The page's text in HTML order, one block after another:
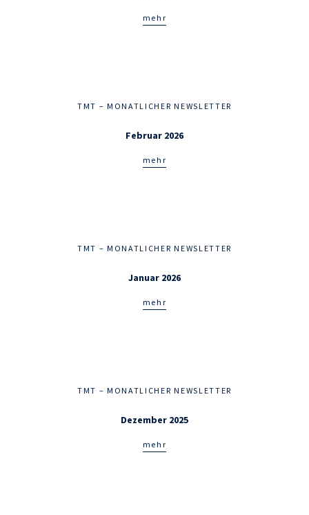
mehr
TMT – MONATLICHER NEWSLETTER
Februar 2026
mehr
TMT – MONATLICHER NEWSLETTER
Januar 2026
mehr
TMT – MONATLICHER NEWSLETTER
Dezember 2025
mehr